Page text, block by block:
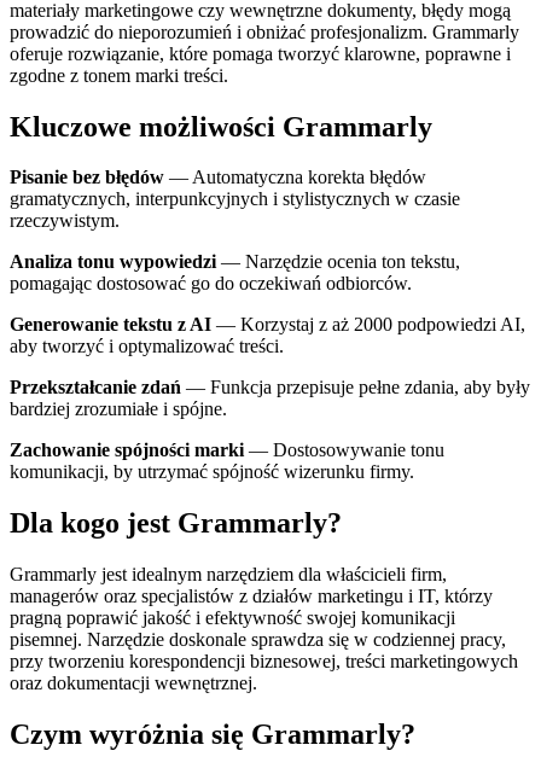
materiały marketingowe czy wewnętrzne dokumenty, błędy mogą
prowadzić do nieporozumień i obniżać profesjonalizm. Grammarly
oferuje rozwiązanie, które pomaga tworzyć klarowne, poprawne i
zgodne z tonem marki treści.
Kluczowe możliwości Grammarly
Pisanie bez błędów — Automatyczna korekta błędów
gramatycznych, interpunkcyjnych i stylistycznych w czasie
rzeczywistym.
Analiza tonu wypowiedzi— Narzędzie ocenia ton tekstu,
pomagając dostosować go do oczekiwań odbiorców.
Generowanie tekstu z AI — Korzystaj z aż 2000 podpowiedzi AI,
aby tworzyć i optymalizować treści.
Przekształcanie zdań — Funkcja przepisuje pełne zdania, aby były
bardziej zrozumiałe i spójne.
Zachowanie spójności marki— Dostosowywanie tonu
komunikacji, by utrzymać spójność wizerunku firmy.
Dla kogo jest Grammarly?
Grammarly jest idealnym narzędziem dla właścicieli firm,
managerów oraz specjalistów z działów marketingu i IT, którzy
pragną poprawić jakość i efektywność swojej komunikacji
pisemnej. Narzędzie doskonale sprawdza się w codziennej pracy,
przy tworzeniu korespondencji biznesowej, treści marketingowych
oraz dokumentacji wewnętrznej.
Czym wyróżnia się Grammarly?